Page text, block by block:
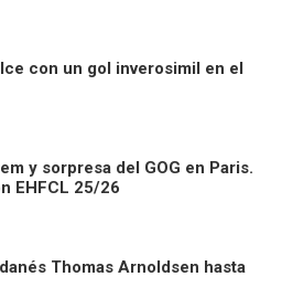
con un gol inverosimil en el
y sorpresa del GOG en Paris.
EHFCL 25/26
Thomas Arnoldsen hasta